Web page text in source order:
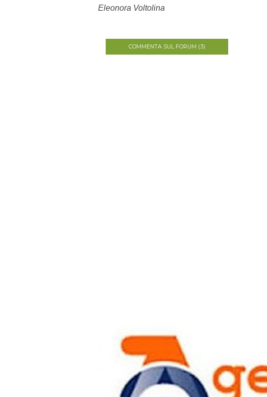
Eleonora Voltolina
COMMENTA SUL FORUM (3)